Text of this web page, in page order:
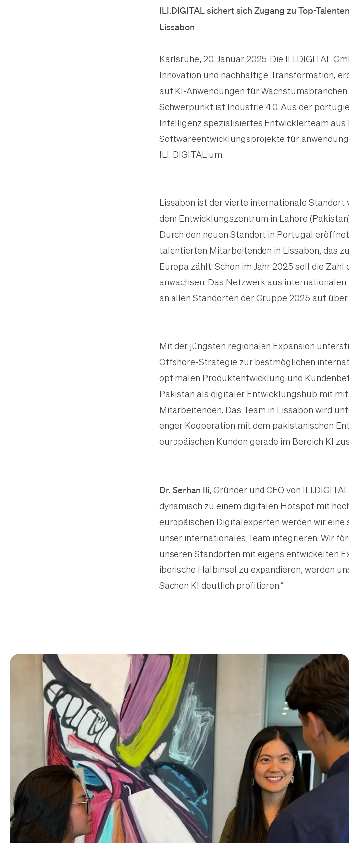
ILI.DIGITAL sichert sich Zugang zu Top-
Lissabon
Karlsruhe, 20. Januar 2025. Die ILI.DIGITAL
Innovation und nachhaltige Transformation,
auf KI-Anwendungen für
Schwerpunkt ist Industrie 4.0. Aus der
Intelligenz spezialisiertes Entwicklerteam
Softwareentwicklungsprojekte für
ILI. DIGITAL um.
Lissabon ist der vierte internationale Standort
dem Entwicklungszentrum in Lahore
Durch den neuen Standort in Portugal
talentierten Mitarbeitenden in Lissabon, das
Europa zählt. Schon im Jahr 2025 soll die
anwachsen. Das Netzwerk aus
an allen Standorten der Gruppe 2025 auf
Mit der jüngsten regionalen Expansion
Offshore-Strategie zur bestmöglichen
optimalen Produktentwicklung und
Pakistan als digitaler Entwicklungshub mit
Mitarbeitenden. Das Team in Lissabon wird
enger Kooperation mit dem pakistanischen
europäischen Kunden gerade im Bereich KI
Dr. Serhan Ili, Gründer und CEO von
dynamisch zu einem digitalen Hotspot mit
europäischen Digitalexperten werden wir
unser internationales Team integrieren. Wir
unseren Standorten mit eigens entwickelten
iberische Halbinsel zu expandieren, werden
Sachen KI deutlich profitieren.“